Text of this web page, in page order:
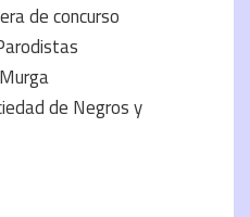
de concurso
de Negros y